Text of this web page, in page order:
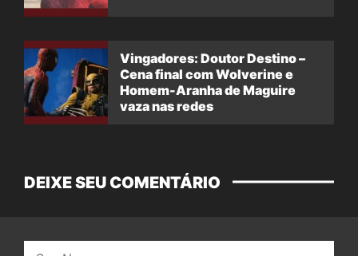
Vingadores: Doutor Destino –
Cena final com Wolverine e
Homem-Aranha de Maguire
vaza nas redes
DEIXE SEU COMENTÁRIO